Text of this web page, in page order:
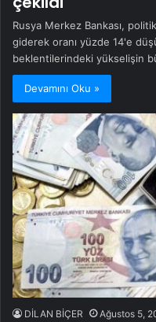
Rusya Merkez Bankası,
giderek oranı yüzde 14'e
beklentilerindeki yükselişin
Devamını Oku »
DİLAN BİÇER Ağustos 5,